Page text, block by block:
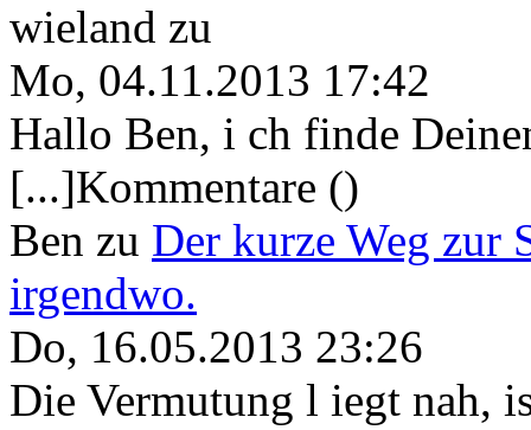
wieland zu
Mo, 04.11.2013 17:42
Hallo Ben, i ch finde
[...]Kommentare ()
Ben zu Der kurze Weg zur
irgendwo.
Do, 16.05.2013 23:26
Die Vermutung l iegt nah,